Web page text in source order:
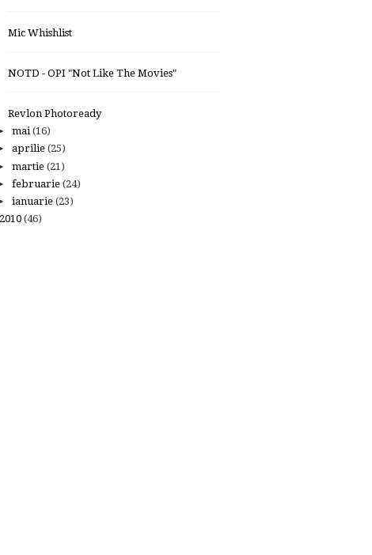
Mic Whishlist
NOTD - OPI "Not Like The Movies"
Revlon Photoready
mai(16)
aprilie (25)
martie (21)
februarie (24)
ianuarie (23)
2010 (46)